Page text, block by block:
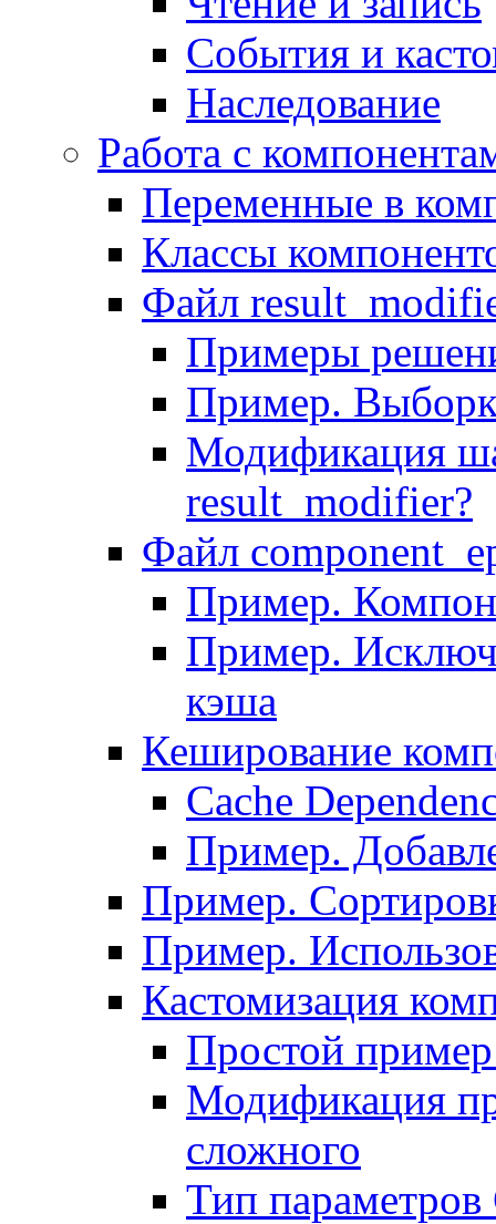
События и
Наследование
Работа с
Переменные в
Классы
Файл
Примеры
Пример.
Модификация
result_modifier?
Файл
Пример.
Пример.
кэша
Кеширование
Сache
Пример.
Пример.
Пример.
Кастомизация
Простой
Модификация
сложного
Тип